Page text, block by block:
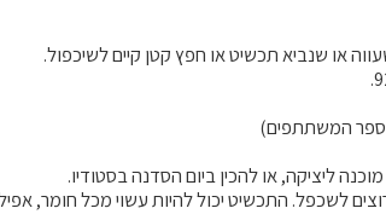
לשכפל. התכשיט יכול להיות עשוי מכל חומר,